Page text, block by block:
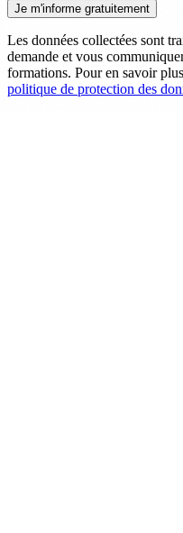
Les données collectées sont
demande et vous
formations. Pour en savoir
politique de protection des